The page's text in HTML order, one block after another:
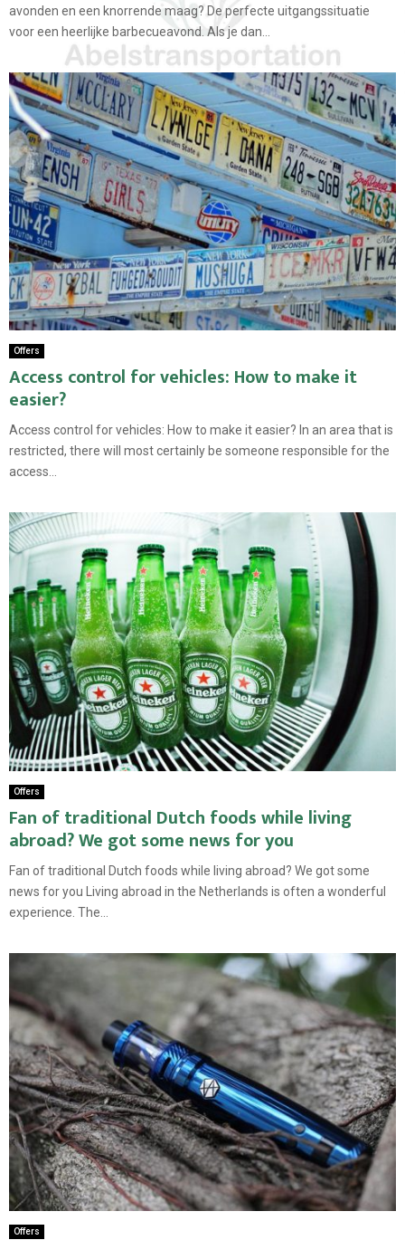
avonden en een knorrende maag? De perfecte uitgangssituatie
voor een heerlijke barbecueavond. Als je dan...
Offers
Access control for vehicles: How to make it
easier?
Access control for vehicles: How to make it easier? In an area that is
restricted, there will most certainly be someone responsible for the
access...
Offers
Fan of traditional Dutch foods while living
abroad? We got some news for you
Fan of traditional Dutch foods while living abroad? We got some
news for you Living abroad in the Netherlands is often a wonderful
experience. The...
Offers